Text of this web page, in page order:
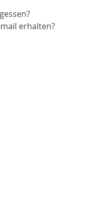
erhalten?